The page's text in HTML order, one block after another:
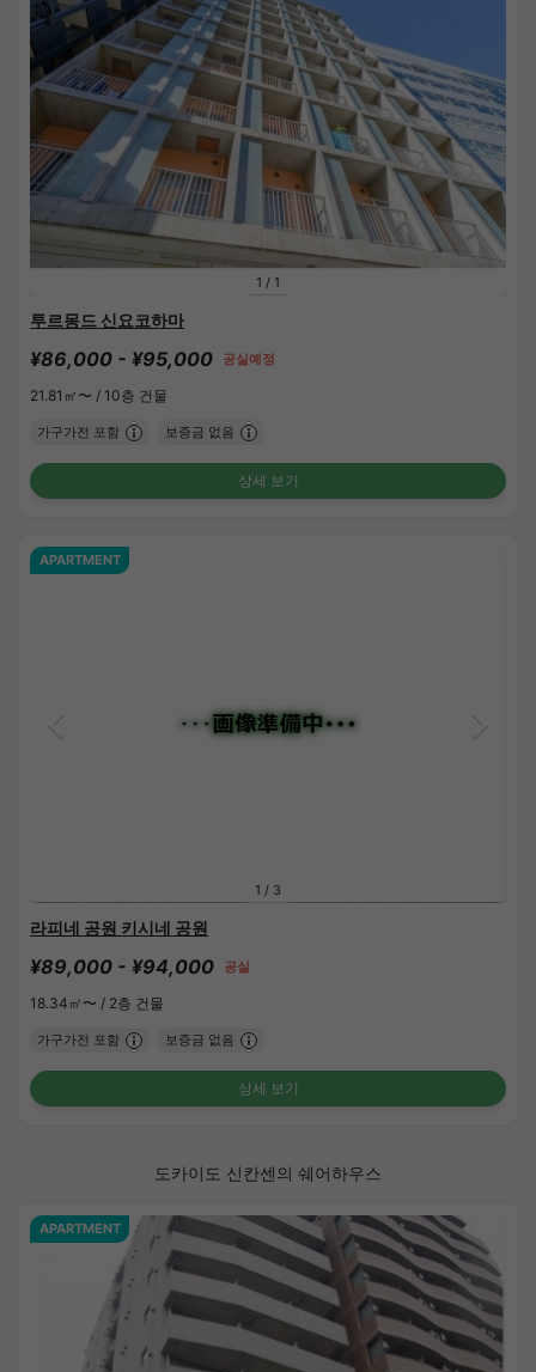
1 / 1
투르몽드 신요코하마
¥86,000 - ¥95,000 공실예정
21.81㎡〜 / 10층 건물
가구가전 포함 보증금 없음
상세 보기
1 / 3
APARTMENT
라피네 공원 키시네 공원
¥89,000 - ¥94,000 공실
18.34㎡〜 / 2층 건물
가구가전 포함 보증금 없음
상세 보기
도카이도 신칸센의 쉐어하우스
APARTMENT